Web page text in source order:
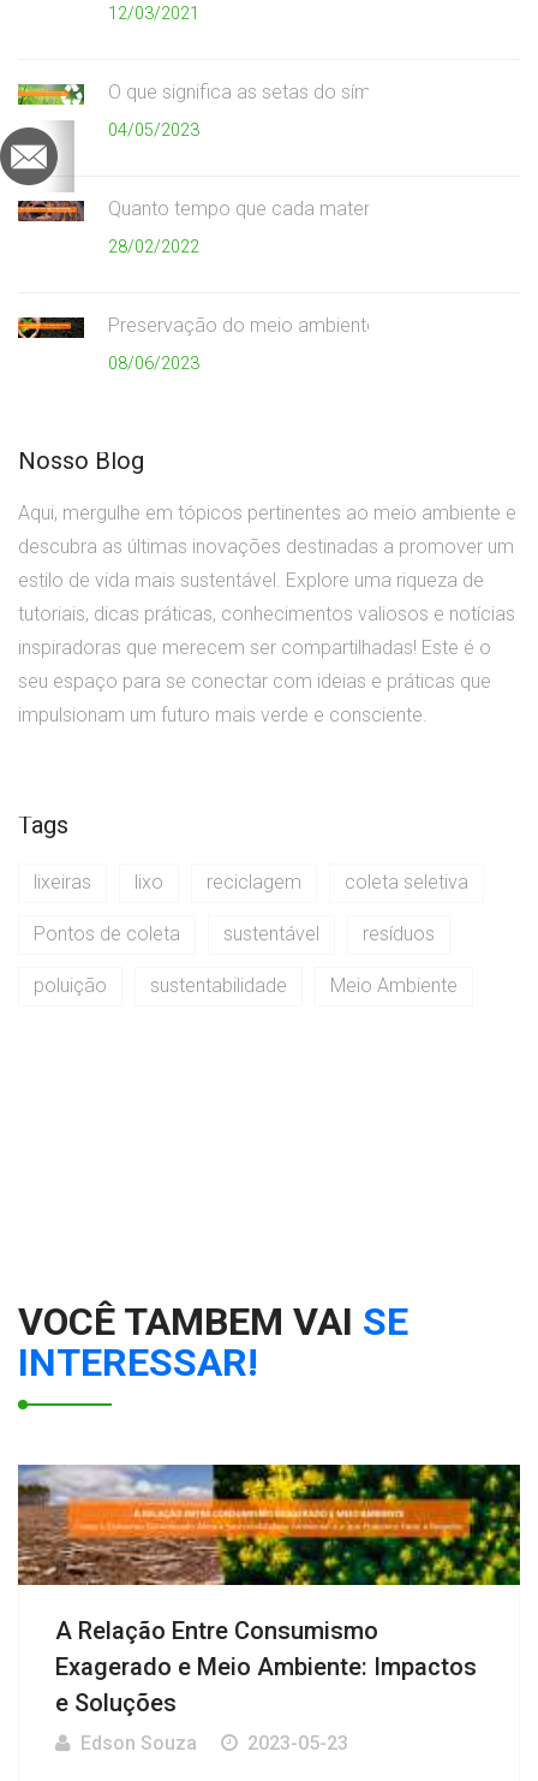
12/03/2021
O que significa as setas do símbolo da reciclagem
04/05/2023
Quanto tempo que cada material demora para se
28/02/2022
Preservação do meio ambiente
08/06/2023
Nosso Blog
Aqui, mergulhe em tópicos pertinentes ao meio ambiente e
descubra as últimas inovações destinadas a promover um
estilo de vida mais sustentável. Explore uma riqueza de
tutoriais, dicas práticas, conhecimentos valiosos e notícias
inspiradoras que merecem ser compartilhadas! Este é o
seu espaço para se conectar com ideias e práticas que
impulsionam um futuro mais verde e consciente.
Tags
lixeiras lixo reciclagem coleta seletiva
Pontos de coleta sustentável resíduos
poluição sustentabilidade Meio Ambiente
VOCÊ TAMBEM VAI SE
INTERESSAR!
A Relação Entre Consumismo
Exagerado e Meio Ambiente: Impactos
e Soluções
Edson Souza 2023-05-23